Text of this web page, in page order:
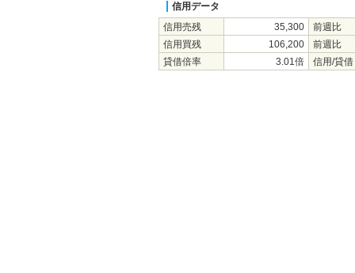
信用データ
信用売残
35,300
前週比
信用買残
106,200
前週比
貸借倍率
3.01倍 信用/貸借